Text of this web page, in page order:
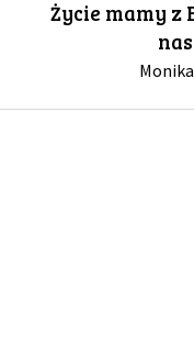
Życie mamy z